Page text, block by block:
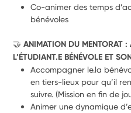
Co-animer des temps
bénévoles
🤝 ANIMATION DU MENTORAT :
L’ÉTUDIANT.E BÉNÉVOLE ET
Accompagner le.la
en tiers-lieux pour qu’il
suivre. (Mission en fin de
Animer une dynamique